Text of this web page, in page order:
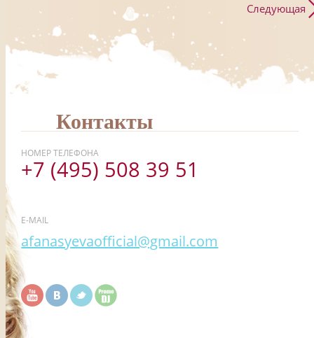
Следующая
Контакты
НОМЕР ТЕЛЕФОНА
+7 (495) 508 39 51
E-MAIL
afanasyevaofficial@gmail.com